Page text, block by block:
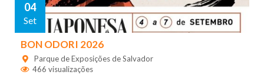
04
Set
BON ODORI 2026
Parque de Exposições de Salvador
466 visualizações